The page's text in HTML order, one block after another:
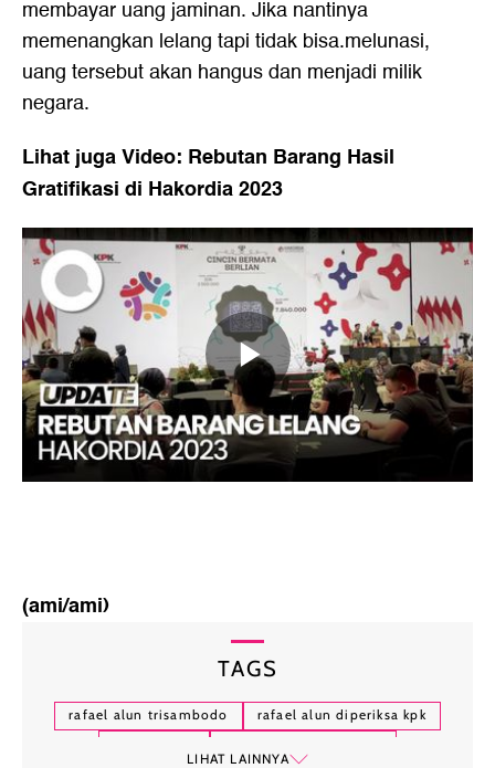
membayar uang jaminan. Jika nantinya
memenangkan lelang tapi tidak bisa.melunasi,
uang tersebut akan hangus dan menjadi milik
negara.
Lihat juga Video: Rebutan Barang Hasil
Gratifikasi di Hakordia 2023
(ami/ami)
TAGS
rafael alun trisambodo
rafael alun diperiksa kpk
LIHAT LAINNYA